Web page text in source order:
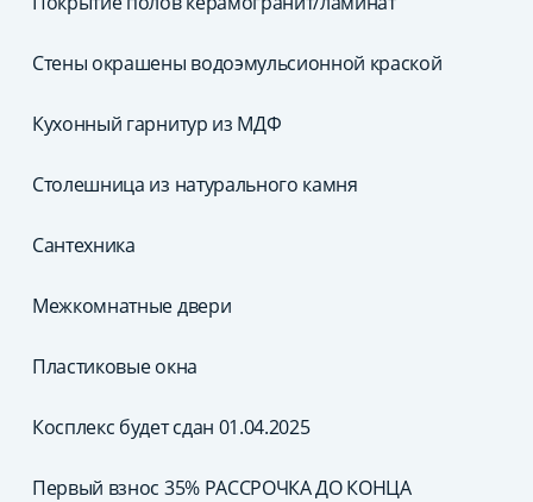
Стены окрашены водоэмульсионной краской
Кухонный гарнитур из МДФ
Столешница из натурального камня
Сантехника
Межкомнатные двери
Пластиковые окна
Косплекс будет сдан 01.04.2025
Первый взнос 35% РАССРОЧКА ДО КОНЦА